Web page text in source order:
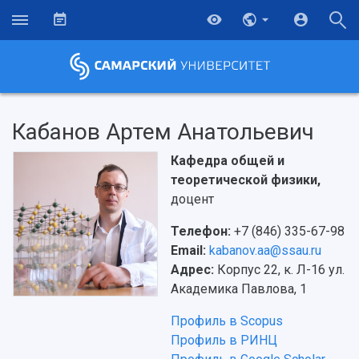
Кабанов Артем Анатольевич
Кафедра общей и
теоретической физики,
доцент
Телефон: +7 (846) 335-67-98
Email: kabanov.aa@ssau.ru
Адрес: Корпус 22, к. Л-16 ул.
Академика Павлова, 1
Профиль в Scopus
Профиль в РИНЦ